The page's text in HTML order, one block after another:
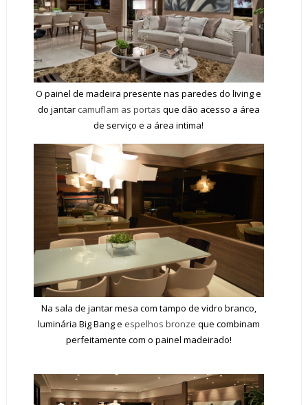
O painel de madeira presente nas paredes do living e
do jantar camuflam as portas que dão acesso a área
de serviço e a área intima!
Na sala de jantar mesa com tampo de vidro branco,
luminária Big Bang e espelhos bronze que combinam
perfeitamente com o painel madeirado!